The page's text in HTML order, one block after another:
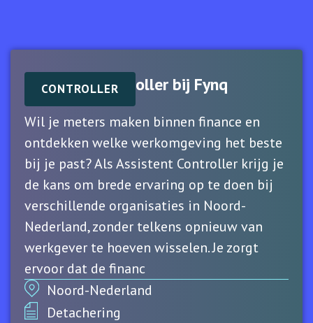
CONTROLLER
Assistent Controller bij Fynq
Wil je meters maken binnen finance en
ontdekken welke werkomgeving het beste
bij je past? Als Assistent Controller krijg je
de kans om brede ervaring op te doen bij
verschillende organisaties in Noord-
Nederland, zonder telkens opnieuw van
werkgever te hoeven wisselen. Je zorgt
ervoor dat de financ
Noord-Nederland
Detachering